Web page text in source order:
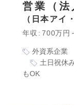
営業（法
日本アイ
年収 700万円
外資系企業
土日祝休
もOK